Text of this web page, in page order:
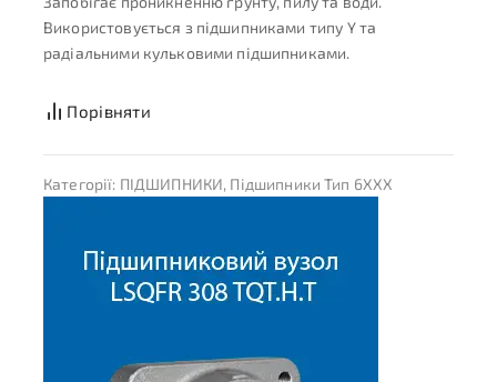
Використовується з підшипниками типу Y та
радіальними кульковими підшипниками.
Порівняти
Категорії: ПІДШИПНИКИ, Підшипники Тип 6XXX